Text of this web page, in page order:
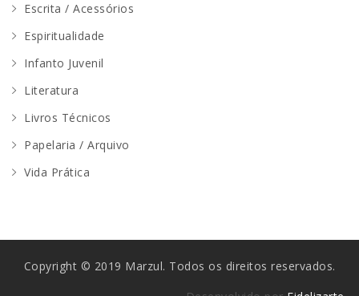
Escrita / Acessórios
Espiritualidade
Infanto Juvenil
Literatura
Livros Técnicos
Papelaria / Arquivo
Vida Prática
Copyright © 2019 Marzul. Todos os direitos reservados.